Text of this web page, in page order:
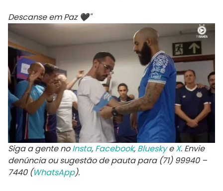
Descanse em Paz 🖤"
Siga a gente noInsta, Facebook, BlueskyeX. Envie
denúncia ou sugestão de pauta para (71) 99940 –
7440 (WhatsApp).